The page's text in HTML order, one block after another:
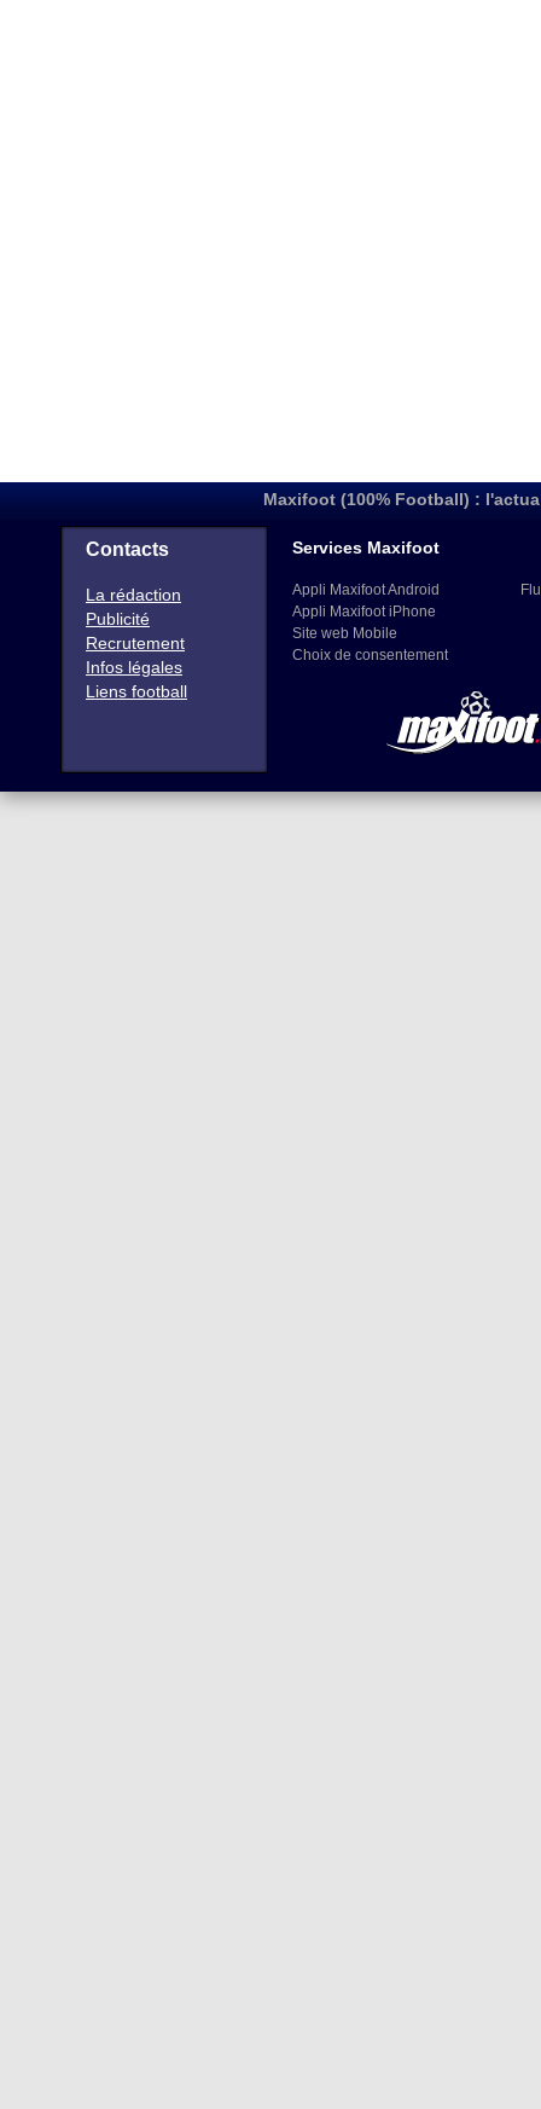
Maxifoot (100% Football) :
Contacts
La rédaction
Publicité
Recrutement
Infos légales
Liens football
Services Maxifoot
Appli Maxifoot Android
Appli Maxifoot iPhone
Site web Mobile
Choix de consentement